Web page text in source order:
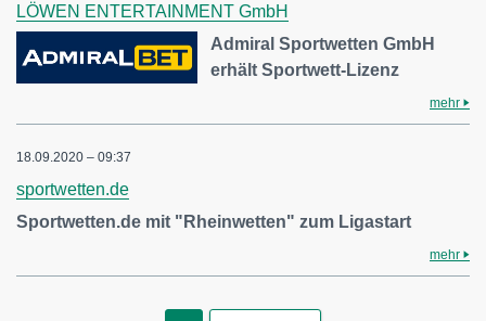
LÖWEN ENTERTAINMENT GmbH
Admiral Sportwetten GmbH
erhält Sportwett-Lizenz
mehr
18.09.2020 – 09:37
sportwetten.de
Sportwetten.de mit "Rheinwetten" zum Ligastart
mehr